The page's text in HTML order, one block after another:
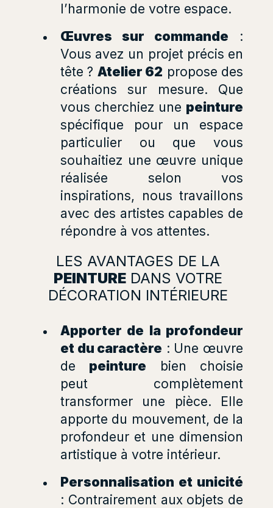
l’harmonie de votre espace.
Œuvres sur commande :
Vous avez un projet précis en
tête ? Atelier 62 propose des
créations sur mesure. Que
vous cherchiez une peinture
spécifique pour un espace
particulier ou que vous
souhaitiez une œuvre unique
réalisée selon vos
inspirations, nous travaillons
avec des artistes capables de
répondre à vos attentes.
LES AVANTAGES DE LA
PEINTURE DANS VOTRE
DÉCORATION INTÉRIEURE
Apporter de la profondeur
et du caractère : Une œuvre
de peinture bien choisie
peut complètement
transformer une pièce. Elle
apporte du mouvement, de la
profondeur et une dimension
artistique à votre intérieur.
Personnalisation et unicité
: Contrairement aux objets de